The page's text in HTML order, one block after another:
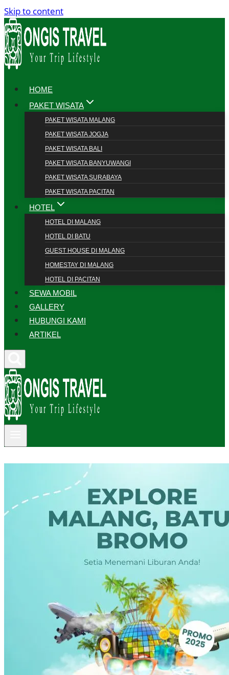
Skip to content
HOME
PAKET WISATA
PAKET WISATA MALANG
PAKET WISATA JOGJA
PAKET WISATA BALI
PAKET WISATA BANYUWANGI
PAKET WISATA SURABAYA
PAKET WISATA PACITAN
HOTEL
HOTEL DI MALANG
HOTEL DI BATU
GUEST HOUSE DI MALANG
HOMESTAY DI MALANG
HOTEL DI PACITAN
SEWA MOBIL
GALLERY
HUBUNGI KAMI
ARTIKEL